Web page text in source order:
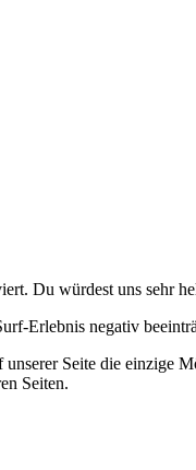
Du würdest uns sehr
Erlebnis negativ
Seite die einzige
Seiten.